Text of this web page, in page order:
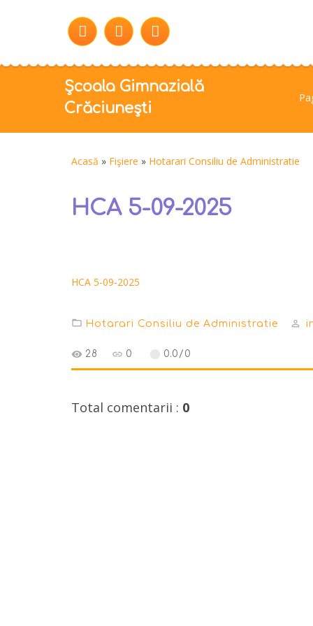
Școala Gimnazială
Crăciunești
Acasă » Fişiere » Hotarari Consiliu de Administratie
HCA 5-09-2025
HCA 5-09-2025
Hotarari Consiliu de Administratie
28 0 0.0 / 0
Total comentarii : 0